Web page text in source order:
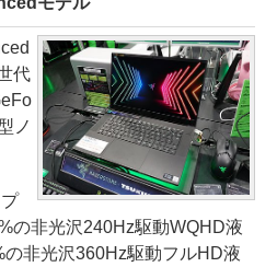
代
ノ
の非光沢240Hz駆動WQHD液
非光沢360Hz駆動フルHD液